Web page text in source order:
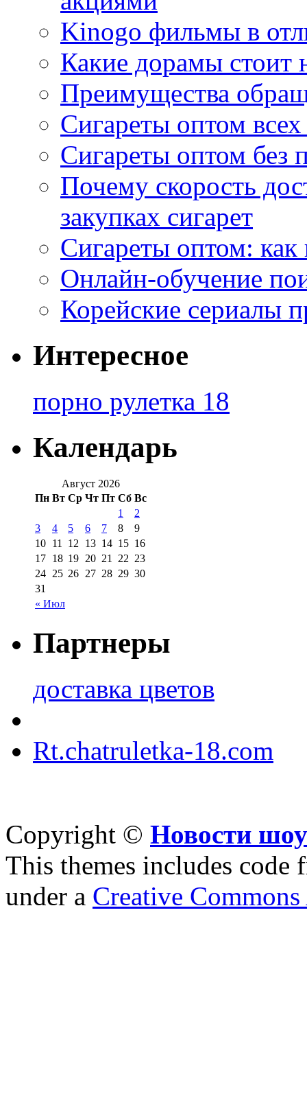
Kinogo фильмы в
Какие дорамы стоит
Преимущества
Сигареты оптом
Сигареты оптом без
Почему скорость
закупках сигарет
Сигареты оптом:
Онлайн-обучение
Корейские сериалы
Интересное
порно рулетка 18
Календарь
Август 2026
Пн Вт Ср Чт Пт Сб Вс
« Июл
1
2
3
4 5 6 7 8
9
10 11 12 13 14 15 16
17 18 19 20 21 22 23
24 25 26 27 28 29 30
31
Партнеры
доставка цветов
Rt.chatruletka-18.com
Copyright © Новости
This themes includes code
under a Creative